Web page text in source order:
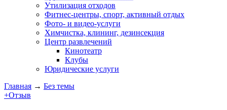
Утилизация отходов
Фитнес-центры, спорт, активный отдых
Фото- и видео-услуги
Химчистка, клининг, дезинсекция
Центр развлечений
Кинотеатр
Клубы
Юридические услуги
Главная → Без темы
+Отзыв